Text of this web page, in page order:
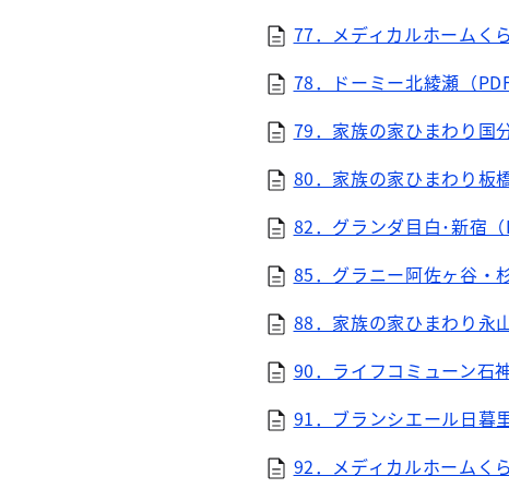
77．メディカルホームく
78．ドーミー北綾瀬（
79．家族の家ひまわり国
80．家族の家ひまわり板
82．グランダ目白･新宿（
85．グラニー阿佐ヶ谷・
88．家族の家ひまわり永
90．ライフコミューン石
91．ブランシエール日暮
92．メディカルホームく